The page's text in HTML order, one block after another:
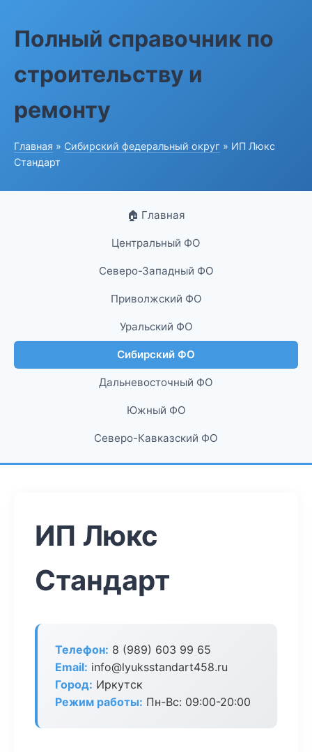
Полный справочник по
строительству и
ремонту
Главная » Сибирский федеральный округ » ИП Люкс
Стандарт
🏠 Главная
Центральный ФО
Северо-Западный ФО
Приволжский ФО
Уральский ФО
Сибирский ФО
Дальневосточный ФО
Южный ФО
Северо-Кавказский ФО
ИП Люкс
Стандарт
Телефон: 8 (989) 603 99 65
Email: info@lyuksstandart458.ru
Город: Иркутск
Режим работы: Пн-Вс: 09:00-20:00